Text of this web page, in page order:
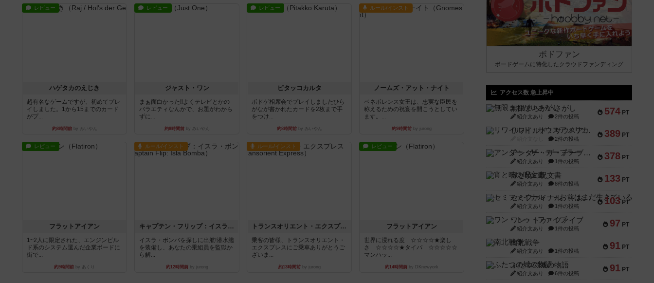
レビュー
ハゲタカのえじき
超有名なゲームですが、初めてプレ
イしました。1から15までのカード
がプ...
約8時間前by みいやん
レビュー
ジャスト・ワン
まぁ面白かった‼️よくテレビとかの
バラエティなんかで、お題がわから
ずに...
約8時間前by みいやん
レビュー
ピタッコカルタ
ボドゲ相席会でプレイしましたひら
がなが書かれたカードを2枚まで手
をつけ...
約8時間前by みいやん
ルール/インスト
ノームズ・アット・ナイト
ベネボレンス女王は、忠実な臣民を
称えるための祝宴を開こうとしてい
ます。...
約9時間前 by jurong
レビュー
フラットアイアン
1~2人に限定された、エンジンビル
ド系のシステム選んだ企業ボードに
街で...
約9時間前 by あくり
ルール/インスト
キャプテン・フリップ：イスラ・ボンバ
イスラ・ボンバを探しに出航!潜水艦
を装備し、あなたの乗組員を監獄か
ら解...
約12時間前by jurong
ルール/インスト
トランスオリエント・エクスプレス
乗客の皆様、トランスオリエント・
エクスプレスにご乗車ありがとうご
ざいま...
約13時間前by jurong
レビュー
フラットアイアン
世界に浸れる度 ☆☆☆☆★楽し
さ ☆☆☆☆★タイパ ☆☆☆☆☆
マンハッ...
約14時間前 by DKnewyork
ボドファン
ボードゲームに特化したクラウドファンディング
アクセス数 急上昇中
574 PT
無限まちがいさがし
紹介文あり 2件の投稿
389 PT
リワイルド：サウスアメリカ
2件の投稿
378 PT
アンダー・ザ・テーブラー
紹介文あり 1件の投稿
133 PT
宵と暁の呪文書
紹介文あり 8件の投稿
103 PT
セミファイナル ～お前はまだ生きている～
紹介文あり 1件の投稿
97 PT
ワン・トゥ・ファイブ
紹介文あり 1件の投稿
91 PT
南北戦争
紹介文あり 1件の投稿
91 PT
ふたつの城の物語
紹介文あり 6件の投稿